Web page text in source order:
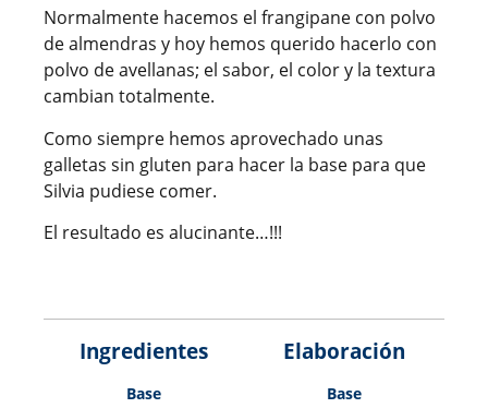
Normalmente hacemos el frangipane con polvo
de almendras y hoy hemos querido hacerlo con
polvo de avellanas; el sabor, el color y la textura
cambian totalmente.
Como siempre hemos aprovechado unas
galletas sin gluten para hacer la base para que
Silvia pudiese comer.
El resultado es alucinante…!!!
Ingredientes
Base
Elaboración
Base